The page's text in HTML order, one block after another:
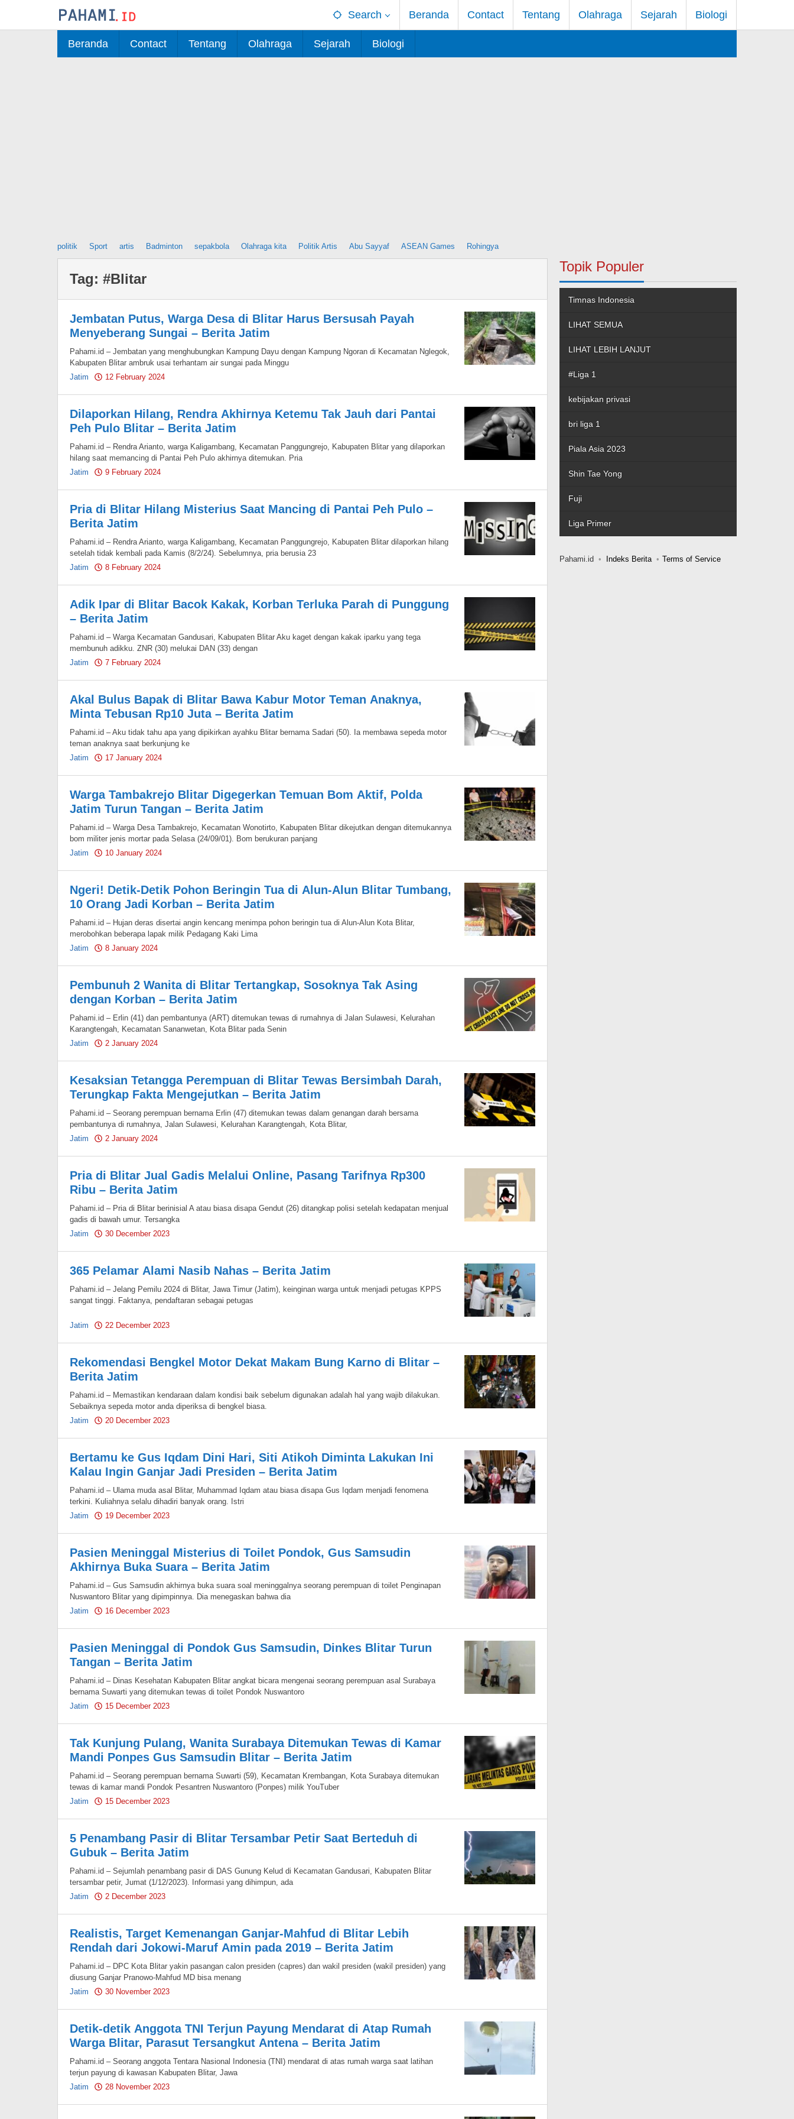
Search Beranda Contact Tentang Olahraga Sejarah Biologi
Beranda Contact Tentang Olahraga Sejarah Biologi
politik Sport artis Badminton sepakbola Olahraga kita Politik Artis Abu Sayyaf ASEAN Games Rohingya
Tag: #Blitar
Jembatan Putus, Warga Desa di Blitar Harus Bersusah Payah
Menyeberang Sungai – Berita Jatim
Pahami.id – Jembatan yang menghubungkan Kampung Dayu dengan Kampung Ngoran di Kecamatan Nglegok,
Kabupaten Blitar ambruk usai terhantam air sungai pada Minggu
Jatim
12 February 2024
Dilaporkan Hilang, Rendra Akhirnya Ketemu Tak Jauh dari Pantai
Peh Pulo Blitar – Berita Jatim
Pahami.id – Rendra Arianto, warga Kaligambang, Kecamatan Panggungrejo, Kabupaten Blitar yang dilaporkan
hilang saat memancing di Pantai Peh Pulo akhirnya ditemukan. Pria
Jatim
9 February 2024
Pria di Blitar Hilang Misterius Saat Mancing di Pantai Peh Pulo –
Berita Jatim
Pahami.id – Rendra Arianto, warga Kaligambang, Kecamatan Panggungrejo, Kabupaten Blitar dilaporkan hilang
setelah tidak kembali pada Kamis (8/2/24). Sebelumnya, pria berusia 23
Jatim
8 February 2024
Adik Ipar di Blitar Bacok Kakak, Korban Terluka Parah di Punggung
– Berita Jatim
Pahami.id – Warga Kecamatan Gandusari, Kabupaten Blitar Aku kaget dengan kakak iparku yang tega
membunuh adikku. ZNR (30) melukai DAN (33) dengan
Jatim
7 February 2024
Akal Bulus Bapak di Blitar Bawa Kabur Motor Teman Anaknya,
Minta Tebusan Rp10 Juta – Berita Jatim
Pahami.id – Aku tidak tahu apa yang dipikirkan ayahku Blitar bernama Sadari (50). Ia membawa sepeda motor
teman anaknya saat berkunjung ke
Jatim
17 January 2024
Warga Tambakrejo Blitar Digegerkan Temuan Bom Aktif, Polda
Jatim Turun Tangan – Berita Jatim
Pahami.id – Warga Desa Tambakrejo, Kecamatan Wonotirto, Kabupaten Blitar dikejutkan dengan ditemukannya
bom militer jenis mortar pada Selasa (24/09/01). Bom berukuran panjang
Jatim
10 January 2024
Ngeri! Detik-Detik Pohon Beringin Tua di Alun-Alun Blitar Tumbang,
10 Orang Jadi Korban – Berita Jatim
Pahami.id – Hujan deras disertai angin kencang menimpa pohon beringin tua di Alun-Alun Kota Blitar,
merobohkan beberapa lapak milik Pedagang Kaki Lima
Jatim
8 January 2024
Pembunuh 2 Wanita di Blitar Tertangkap, Sosoknya Tak Asing
dengan Korban – Berita Jatim
Pahami.id – Erlin (41) dan pembantunya (ART) ditemukan tewas di rumahnya di Jalan Sulawesi, Kelurahan
Karangtengah, Kecamatan Sananwetan, Kota Blitar pada Senin
Jatim
2 January 2024
Kesaksian Tetangga Perempuan di Blitar Tewas Bersimbah Darah,
Terungkap Fakta Mengejutkan – Berita Jatim
Pahami.id – Seorang perempuan bernama Erlin (47) ditemukan tewas dalam genangan darah bersama
pembantunya di rumahnya, Jalan Sulawesi, Kelurahan Karangtengah, Kota Blitar,
Jatim
2 January 2024
Pria di Blitar Jual Gadis Melalui Online, Pasang Tarifnya Rp300
Ribu – Berita Jatim
Pahami.id – Pria di Blitar berinisial A atau biasa disapa Gendut (26) ditangkap polisi setelah kedapatan menjual
gadis di bawah umur. Tersangka
Jatim
30 December 2023
365 Pelamar Alami Nasib Nahas – Berita Jatim
Pahami.id – Jelang Pemilu 2024 di Blitar, Jawa Timur (Jatim), keinginan warga untuk menjadi petugas KPPS
sangat tinggi. Faktanya, pendaftaran sebagai petugas
Jatim 22 December 2023
Rekomendasi Bengkel Motor Dekat Makam Bung Karno di Blitar –
Berita Jatim
Pahami.id – Memastikan kendaraan dalam kondisi baik sebelum digunakan adalah hal yang wajib dilakukan.
Sebaiknya sepeda motor anda diperiksa di bengkel biasa.
Jatim
20 December 2023
Bertamu ke Gus Iqdam Dini Hari, Siti Atikoh Diminta Lakukan Ini
Kalau Ingin Ganjar Jadi Presiden – Berita Jatim
Pahami.id – Ulama muda asal Blitar, Muhammad Iqdam atau biasa disapa Gus Iqdam menjadi fenomena
terkini. Kuliahnya selalu dihadiri banyak orang. Istri
Jatim
19 December 2023
Pasien Meninggal Misterius di Toilet Pondok, Gus Samsudin
Akhirnya Buka Suara – Berita Jatim
Pahami.id – Gus Samsudin akhirnya buka suara soal meninggalnya seorang perempuan di toilet Penginapan
Nuswantoro Blitar yang dipimpinnya. Dia menegaskan bahwa dia
Jatim
16 December 2023
Pasien Meninggal di Pondok Gus Samsudin, Dinkes Blitar Turun
Tangan – Berita Jatim
Pahami.id – Dinas Kesehatan Kabupaten Blitar angkat bicara mengenai seorang perempuan asal Surabaya
bernama Suwarti yang ditemukan tewas di toilet Pondok Nuswantoro
Jatim
15 December 2023
Tak Kunjung Pulang, Wanita Surabaya Ditemukan Tewas di Kamar
Mandi Ponpes Gus Samsudin Blitar – Berita Jatim
Pahami.id – Seorang perempuan bernama Suwarti (59), Kecamatan Krembangan, Kota Surabaya ditemukan
tewas di kamar mandi Pondok Pesantren Nuswantoro (Ponpes) milik YouTuber
Jatim
15 December 2023
5 Penambang Pasir di Blitar Tersambar Petir Saat Berteduh di
Gubuk – Berita Jatim
Pahami.id – Sejumlah penambang pasir di DAS Gunung Kelud di Kecamatan Gandusari, Kabupaten Blitar
tersambar petir, Jumat (1/12/2023). Informasi yang dihimpun, ada
Jatim
2 December 2023
Realistis, Target Kemenangan Ganjar-Mahfud di Blitar Lebih
Rendah dari Jokowi-Maruf Amin pada 2019 – Berita Jatim
Pahami.id – DPC Kota Blitar yakin pasangan calon presiden (capres) dan wakil presiden (wakil presiden) yang
diusung Ganjar Pranowo-Mahfud MD bisa menang
Jatim
30 November 2023
Detik-detik Anggota TNI Terjun Payung Mendarat di Atap Rumah
Warga Blitar, Parasut Tersangkut Antena – Berita Jatim
Pahami.id – Seorang anggota Tentara Nasional Indonesia (TNI) mendarat di atas rumah warga saat latihan
terjun payung di kawasan Kabupaten Blitar, Jawa
Jatim
28 November 2023
Topik Populer
Timnas Indonesia
LIHAT SEMUA
LIHAT LEBIH LANJUT
#Liga 1
kebijakan privasi
bri liga 1
Piala Asia 2023
Shin Tae Yong
Fuji
Liga Primer
Pahami.id Indeks Berita Terms of Service